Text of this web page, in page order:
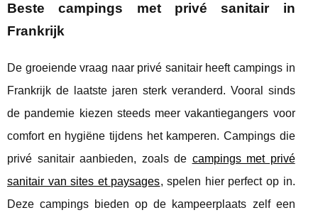
Beste campings met privé sanitair in
Frankrijk
De groeiende vraag naar privé sanitair heeft campings in
Frankrijk de laatste jaren sterk veranderd. Vooral sinds
de pandemie kiezen steeds meer vakantiegangers voor
comfort en hygiëne tijdens het kamperen. Campings die
privé sanitair aanbieden, zoals de campings met privé
sanitair van sites et paysages, spelen hier perfect op in.
Deze campings bieden op de kampeerplaats zelf een